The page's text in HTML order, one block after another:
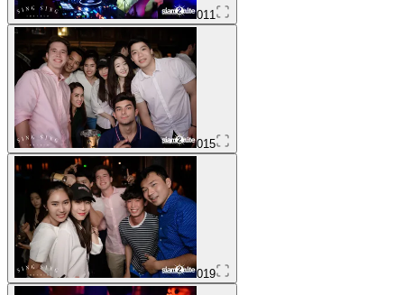
011
015
019